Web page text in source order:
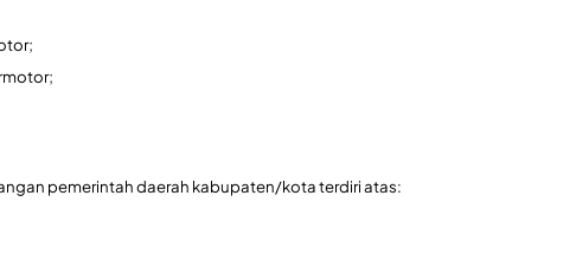
pemerintah daerah kabupaten/kota terdiri atas: